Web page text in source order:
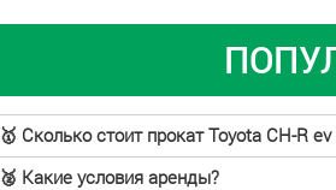
🥇 Сколько стоит прокат Toyota CH-R
🥈 Какие условия аренды?